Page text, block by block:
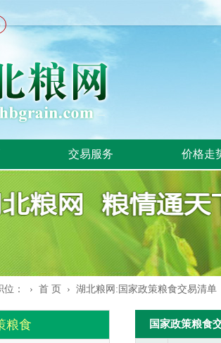
交易服务 价格走
位： › 首 页 › 湖北粮网:国家政策粮食交易清单
粮食 国家政策粮食